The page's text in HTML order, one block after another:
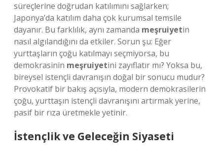
süreçlerine doğrudan katılımını sağlarken;
Japonya’da katılım daha çok kurumsal temsile
dayanır. Bu farklılık, aynı zamanda meşruiyetin
nasıl algılandığını da etkiler. Sorun şu: Eğer
yurttaşların çoğu katılmayı seçmiyorsa, bu
demokrasinin meşruiyetini zayıflatır mı? Yoksa bu,
bireysel istençli davranışın doğal bir sonucu mudur?
Provokatif bir bakış açısıyla, modern demokrasilerin
çoğu, yurttaşın istençli davranışını artırmak yerine,
pasif bir rıza üretmekle yetinir.
İstençlik ve Geleceğin Siyaseti